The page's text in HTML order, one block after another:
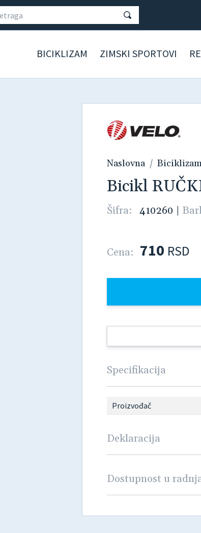
BICIKLIZAM ZIMSKI SPORTOVI
Naslovna
Bicikl
Šifra: 410260 |
Cena: 710 RSD
Specifikacija
Proizvođač
Deklaracija
Dostupnost u